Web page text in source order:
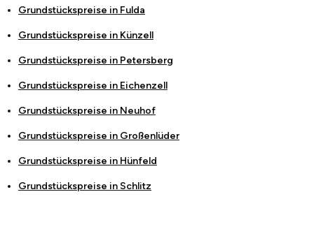
Grundstückspreise in Fulda
Grundstückspreise in Künzell
Grundstückspreise in Petersberg
Grundstückspreise in Eichenzell
Grundstückspreise in Neuhof
Grundstückspreise in Großenlüder
Grundstückspreise in Hünfeld
Grundstückspreise in Schlitz